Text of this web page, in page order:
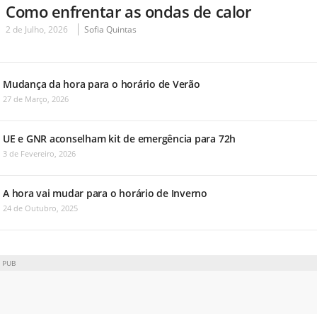
Como enfrentar as ondas de calor
2 de Julho, 2026 Sofia Quintas
Mudança da hora para o horário de Verão
27 de Março, 2026
UE e GNR aconselham kit de emergência para 72h
3 de Fevereiro, 2026
A hora vai mudar para o horário de Inverno
24 de Outubro, 2025
PUB